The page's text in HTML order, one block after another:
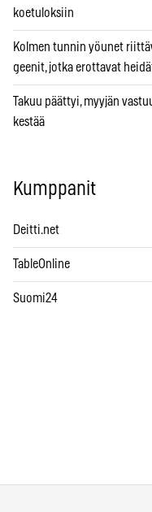
koetuloksiin
Kolmen tunnin yöunet
geenit, jotka erottavat
Takuu päättyi, myyjän
kestää
Kumppanit
Deitti.net
TableOnline
Suomi24